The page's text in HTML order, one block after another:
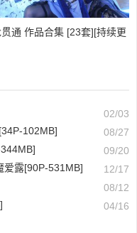
通 作品合集 [23套][持续更
02/03
102MB]
08/27
09/20
爱露[90P-531MB]
12/17
08/12
04/16